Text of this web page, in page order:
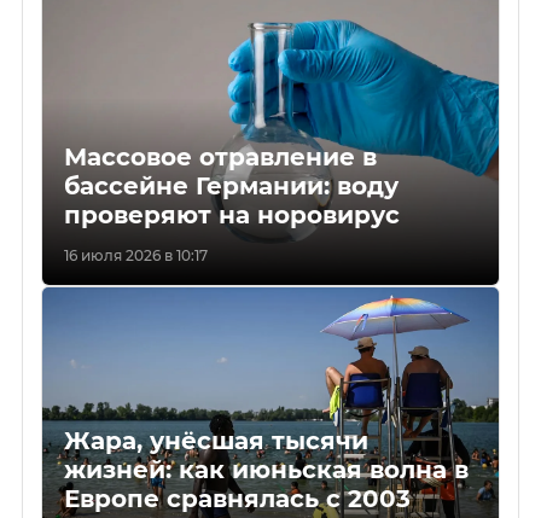
Массовое отравление в
бассейне Германии: воду
проверяют на норовирус
16 июля 2026 в 10:17
Жара, унёсшая тысячи
жизней: как июньская волна в
Европе сравнялась с 2003